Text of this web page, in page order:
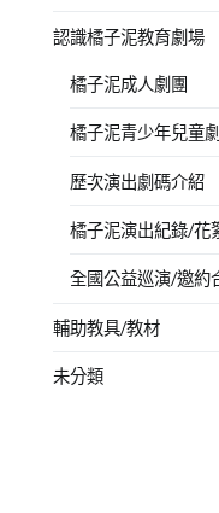
認識橘子泥教育劇場
橘子泥成人劇團
橘子泥青少年兒童
歷次演出劇碼介紹
橘子泥演出紀錄/花
全國公益巡演/邀約
輔助教具/教材
未分類